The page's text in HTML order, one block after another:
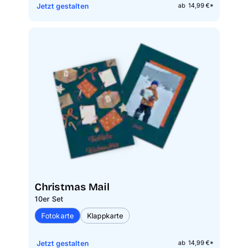
ab 14,99 €*
Jetzt gestalten
Christmas Mail
10er Set
Fotokarte
Klappkarte
ab 14,99 €*
Jetzt gestalten